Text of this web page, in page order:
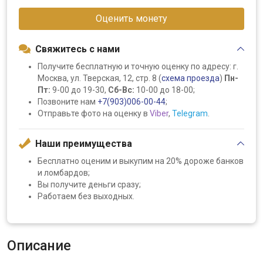
Оценить монету
Свяжитесь с нами
Получите бесплатную и точную оценку по адресу: г.
Москва, ул. Тверская, 12, стр. 8 (схема проезда) Пн-
Пт: 9-00 до 19-30, Сб-Вс: 10-00 до 18-00;
Позвоните нам +7(903)006-00-44;
Отправьте фото на оценку в Viber, Telegram.
Наши преимущества
Бесплатно оценим и выкупим на 20% дороже банков
и ломбардов;
Вы получите деньги сразу;
Работаем без выходных.
Описание